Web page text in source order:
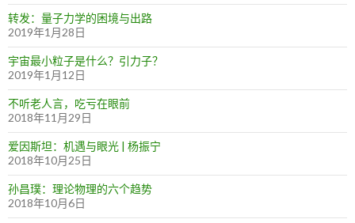
转发：量子力学的困境与出路
2019年1月28日
宇宙最小粒子是什么？引力子？
2019年1月12日
不听老人言，吃亏在眼前
2018年11月29日
爱因斯坦：机遇与眼光 | 杨振宁
2018年10月25日
孙昌璞：理论物理的六个趋势
2018年10月6日